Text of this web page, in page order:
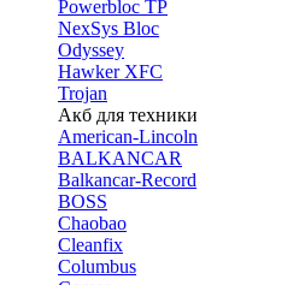
Powerbloc TP
NexSys Bloc
Odyssey
Hawker XFC
Trojan
Акб для техники
American-Lincoln
BALKANCAR
Balkancar-Record
BOSS
Chaobao
Cleanfix
Columbus